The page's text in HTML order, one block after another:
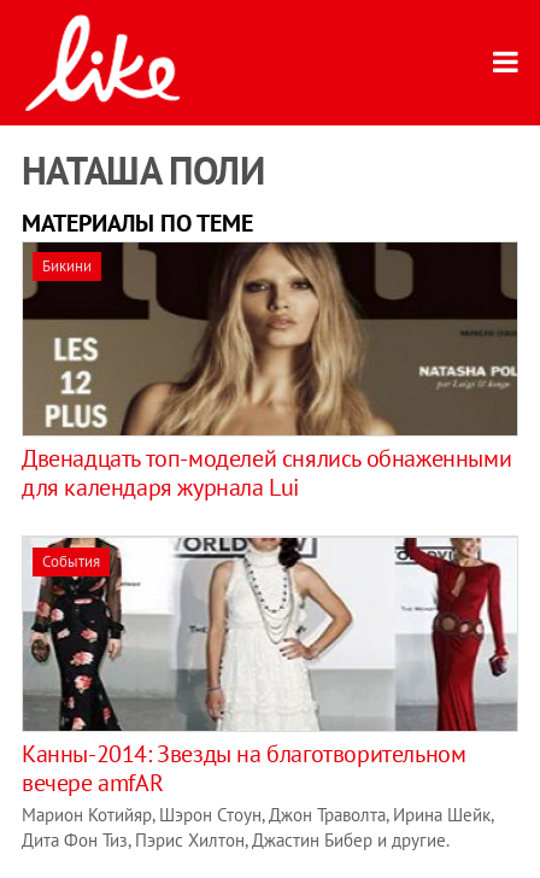
НАТАША ПОЛИ
МАТЕРИАЛЫ ПО ТЕМЕ
Бикини
Двенадцать топ-моделей снялись обнаженными
для календаря журнала Lui
События
Канны-2014: Звезды на благотворительном
вечере amfAR
Марион Котийяр, Шэрон Стоун, Джон Траволта, Ирина Шейк,
Дита Фон Тиз, Пэрис Хилтон, Джастин Бибер и другие.